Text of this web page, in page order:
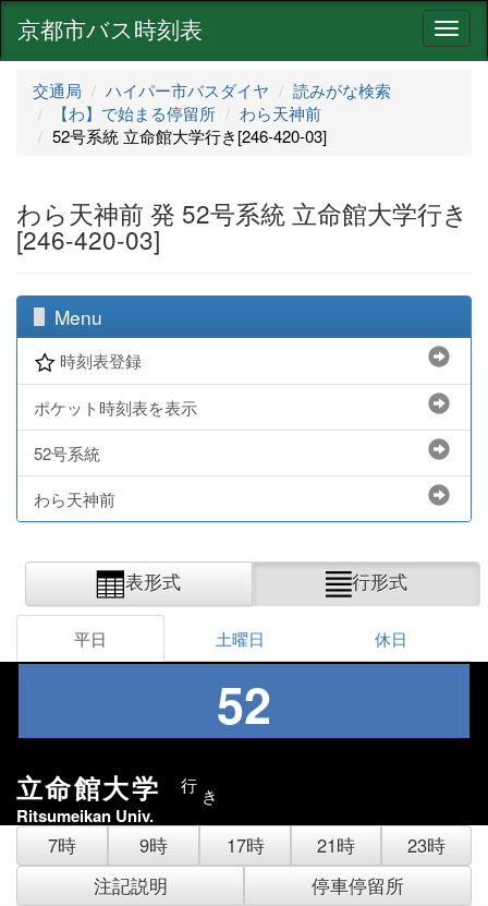
ナ
ビ
京都市バス時刻表
交通局 ハイパー市バスダイヤ
読みがな検索
【わ】で始まる停留所
わら天神前
52号系統 立命館大学行き[246-420-03]
わら天神前 発 52号系統 立命館大学行き
[246-420-03]
Menu
時刻表登録
ポケット時刻表を表示
52号系統
わら天神前
表形式 行形式
平日 土曜日 休日
52
立命館大学 行 き
Ritsumeikan Univ.
7時 9時 17時 21時
23時
注記説明
停車停留所